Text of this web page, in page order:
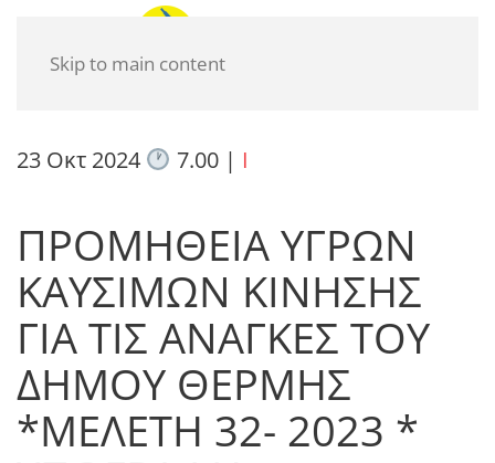
Skip to main content
23 Οκτ 2024 7.00| I
ΠΡΟΜΗΘΕΙΑ ΥΓΡΩΝ
ΚΑΥΣΙΜΩΝ ΚΙΝΗΣΗΣ
ΓΙΑ ΤΙΣ ΑΝΑΓΚΕΣ ΤΟΥ
ΔΗΜΟΥ ΘΕΡΜΗΣ
*ΜΕΛΕΤΗ 32- 2023 *